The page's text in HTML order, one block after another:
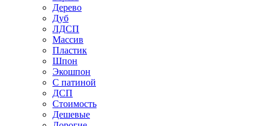
Дерево
Дуб
ЛДСП
Массив
Пластик
Шпон
Экошпон
С патиной
ДСП
Стоимость
Дешевые